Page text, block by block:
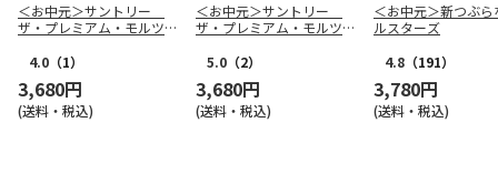
＜お中元＞サントリー
ザ・プレミアム・モルツ
4.0 （1）
3,680円
(送料・税込)
＜お中元＞サントリー
ザ・プレミアム・モルツ
5.0 （2）
3,680円
(送料・税込)
＜お中元＞新つぶら
ルスターズ
4.8 （191）
3,780円
(送料・税込)